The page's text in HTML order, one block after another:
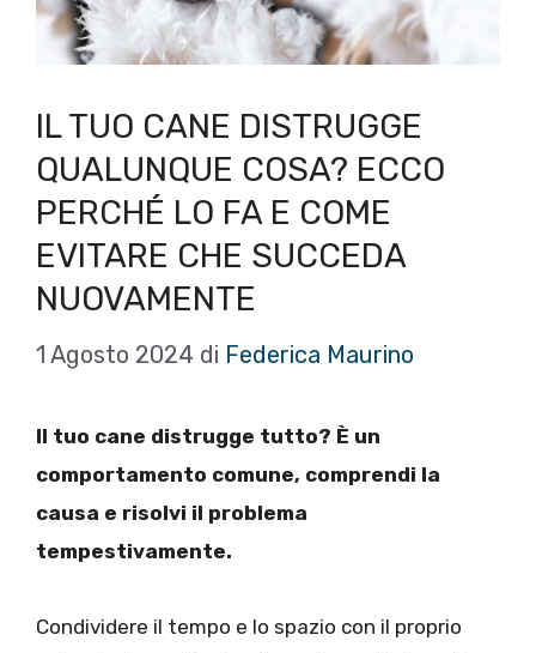
IL TUO CANE DISTRUGGE
QUALUNQUE COSA? ECCO
PERCHÉ LO FA E COME
EVITARE CHE SUCCEDA
NUOVAMENTE
1 Agosto 2024 di Federica Maurino
Il tuo cane distrugge tutto? È un
comportamento comune, comprendi la
causa e risolvi il problema
tempestivamente.
Condividere il tempo e lo spazio con il proprio